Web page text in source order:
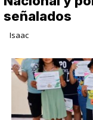
señalados
Isaac